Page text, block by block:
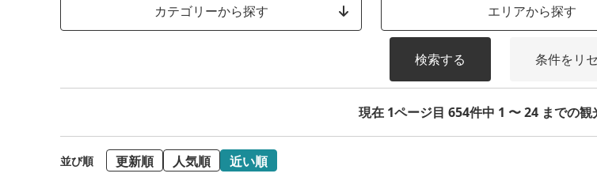
カテゴリーから探す エリアから探す
検索する 条件をリ
現在 1ページ目 654件中 1 〜 24 までの
並び順 更新順 人気順 近い順